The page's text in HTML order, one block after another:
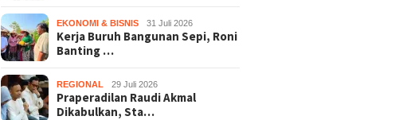
EKONOMI & BISNIS 31 Juli 2026
Kerja Buruh Bangunan Sepi, Roni
Banting …
REGIONAL 29 Juli 2026
Praperadilan Raudi Akmal
Dikabulkan, Sta…